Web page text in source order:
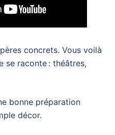
concrets. Vous voilà
se raconte : théâtres,
bonne préparation
décor.